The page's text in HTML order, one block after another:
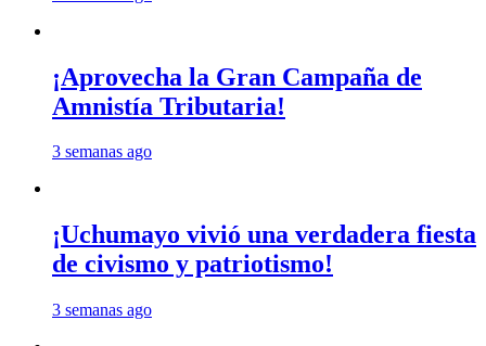
¡Aprovecha la Gran Campaña de
Amnistía Tributaria!
3 semanas ago
¡Uchumayo vivió una verdadera fiesta
de civismo y patriotismo!
3 semanas ago